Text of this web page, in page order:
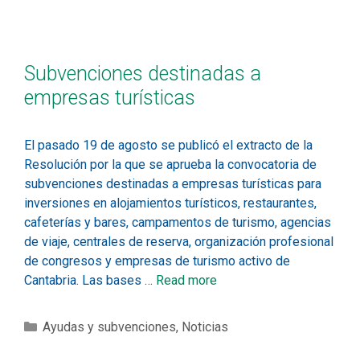
Subvenciones destinadas a
empresas turísticas
El pasado 19 de agosto se publicó el extracto de la
Resolución por la que se aprueba la convocatoria de
subvenciones destinadas a empresas turísticas para
inversiones en alojamientos turísticos, restaurantes,
cafeterías y bares, campamentos de turismo, agencias
de viaje, centrales de reserva, organización profesional
de congresos y empresas de turismo activo de
Cantabria. Las bases … Read more
Ayudas y subvenciones, Noticias